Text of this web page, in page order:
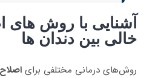
آشنایی با روش های
خالی بین دندان ها
روش‌های درمانی مختلفی برای